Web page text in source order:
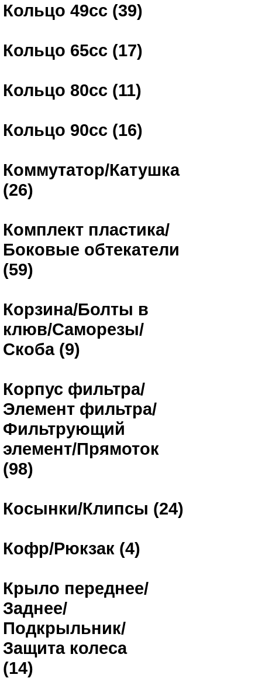
Кольцо 49сс (39)
Кольцо 65сс (17)
Кольцо 80сс (11)
Кольцо 90сс (16)
Коммутатор/Катушка
(26)
Комплект пластика/
Боковые обтекатели
(59)
Корзина/Болты в
клюв/Саморезы/
Скоба (9)
Корпус фильтра/
Элемент фильтра/
Фильтрующий
элемент/Прямоток
(98)
Косынки/Клипсы (24)
Кофр/Рюкзак (4)
Крыло переднее/
Заднее/
Подкрыльник/
Защита колеса
(14)